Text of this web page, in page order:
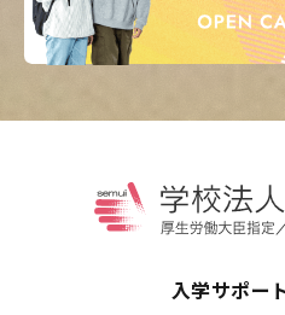
入学サポー